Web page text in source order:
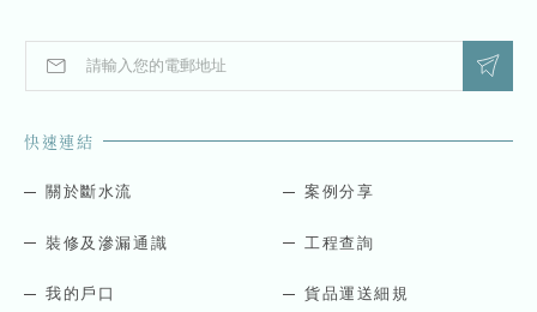
a
l
m
a
l快速連結
關於斷水流 案例分享
裝修及滲漏通識 工程查詢
我的戶口 貨品運送細規